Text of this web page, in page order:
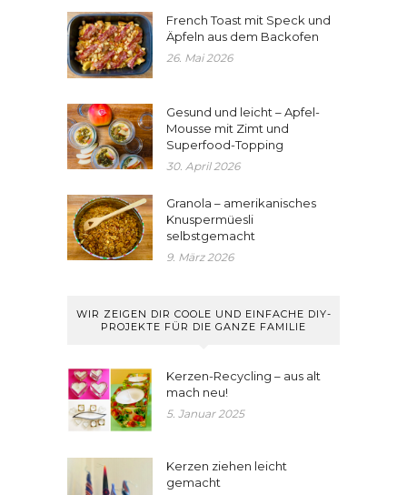
French Toast mit Speck und
Äpfeln aus dem Backofen
26. Mai 2026
Gesund und leicht – Apfel-
Mousse mit Zimt und
Superfood-Topping
30. April 2026
Granola – amerikanisches
Knuspermüesli
selbstgemacht
9. März 2026
WIR ZEIGEN DIR COOLE UND EINFACHE DIY-
PROJEKTE FÜR DIE GANZE FAMILIE
Kerzen-Recycling – aus alt
mach neu!
5. Januar 2025
Kerzen ziehen leicht
gemacht